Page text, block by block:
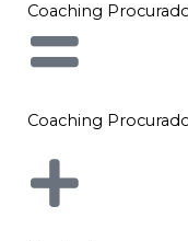
Coaching
Coaching